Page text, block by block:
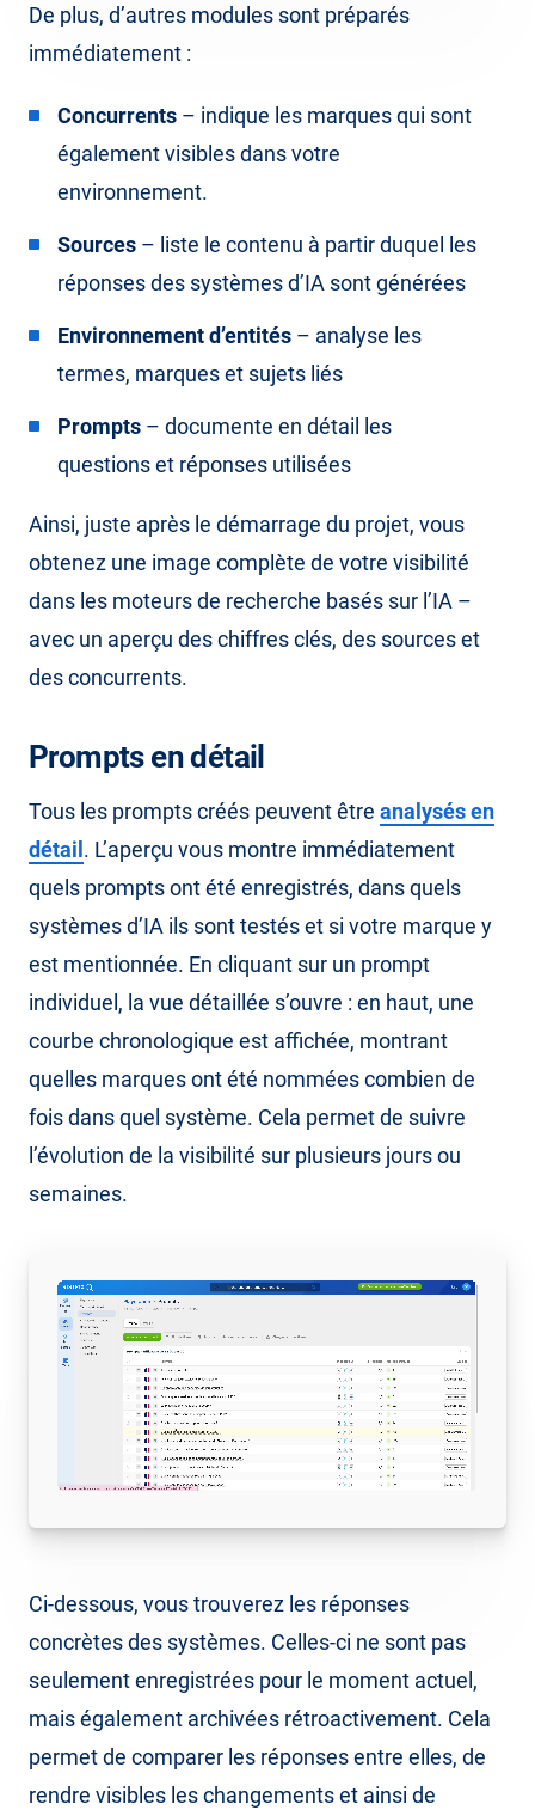
De plus, d’autres modules sont préparés
immédiatement :
Concurrents – indique les marques qui sont
également visibles dans votre
environnement.
Sources – liste le contenu à partir duquel les
réponses des systèmes d’IA sont générées
Environnement d’entités – analyse les
termes, marques et sujets liés
Prompts – documente en détail les
questions et réponses utilisées
Ainsi, juste après le démarrage du projet, vous
obtenez une image complète de votre visibilité
dans les moteurs de recherche basés sur l’IA –
avec un aperçu des chiffres clés, des sources et
des concurrents.
Prompts en détail
Tous les prompts créés peuvent être analysés en
détail . L’aperçu vous montre immédiatement
quels prompts ont été enregistrés, dans quels
systèmes d’IA ils sont testés et si votre marque y
est mentionnée. En cliquant sur un prompt
individuel, la vue détaillée s’ouvre : en haut, une
courbe chronologique est affichée, montrant
quelles marques ont été nommées combien de
fois dans quel système. Cela permet de suivre
l’évolution de la visibilité sur plusieurs jours ou
semaines.
Ci-dessous, vous trouverez les réponses
concrètes des systèmes. Celles-ci ne sont pas
seulement enregistrées pour le moment actuel,
mais également archivées rétroactivement. Cela
permet de comparer les réponses entre elles, de
rendre visibles les changements et ainsi de